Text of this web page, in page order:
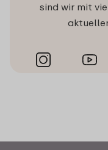
sind wir mit